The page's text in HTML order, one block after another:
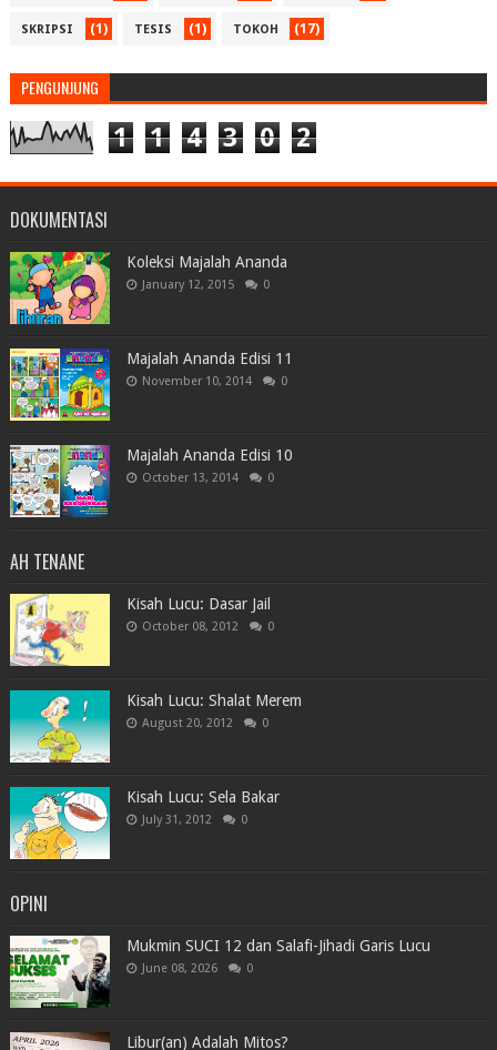
SKRIPSI (1) TESIS (1) TOKOH (17)
PENGUNJUNG
1 1 4 3 0 2
DOKUMENTASI
Koleksi Majalah Ananda
January 12, 2015 0
Majalah Ananda Edisi 11
November 10, 2014 0
Majalah Ananda Edisi 10
October 13, 2014 0
AH TENANE
Kisah Lucu: Dasar Jail
October 08, 2012 0
Kisah Lucu: Shalat Merem
August 20, 2012 0
Kisah Lucu: Sela Bakar
July 31, 2012 0
OPINI
Mukmin SUCI 12 dan Salafi-Jihadi Garis Lucu
June 08, 2026 0
Libur(an) Adalah Mitos?